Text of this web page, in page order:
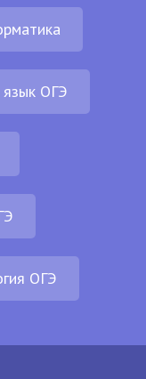
язык ОГЭ
ОГЭ